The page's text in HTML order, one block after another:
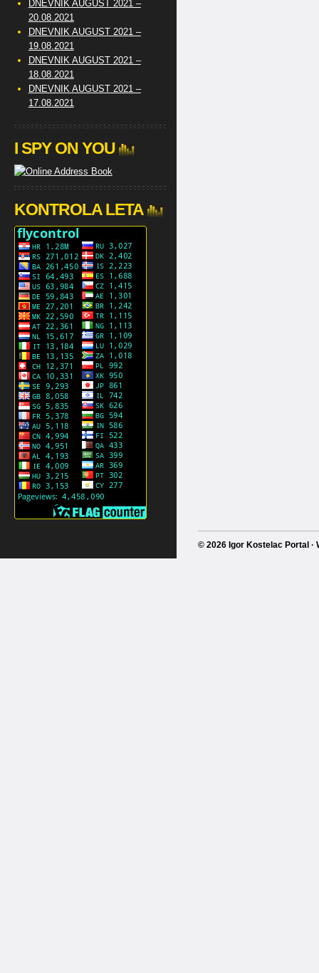
DNEVNIK AUGUST 2021 –
20.08.2021
DNEVNIK AUGUST 2021 –
19.08.2021
DNEVNIK AUGUST 2021 –
18.08.2021
DNEVNIK AUGUST 2021 –
17.08.2021
I SPY ON YOU
KONTROLA LETA
© 2026 Igor Kostelac Portal